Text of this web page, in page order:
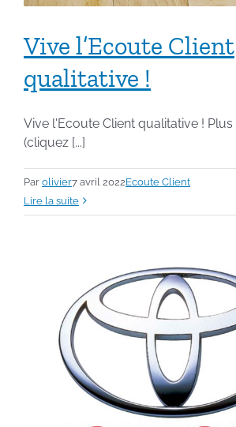
Vive l’Ecoute Client
qualitative !
Vive l'Ecoute Client qualitative !
(cliquez [...]
Par olivier7 avril 2022Ecoute Client
Lire la suite